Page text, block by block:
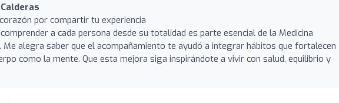
por compartir tu experiencia
a cada persona desde su totalidad es parte esencial de la Medicina
Me alegra saber que el acompañamiento te ayudó a integrar hábitos que fortalecen
como la mente. Que esta mejora siga inspirándote a vivir con salud, equilibrio y